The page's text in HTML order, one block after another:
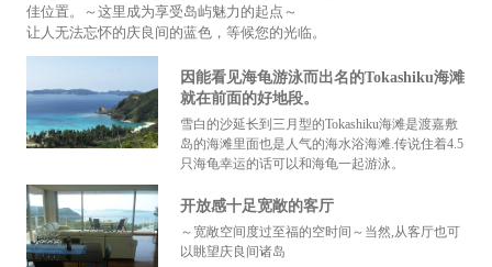
佳位置。～这里成为享受岛屿魅力的起点～
让人无法忘怀的庆良间的蓝色，等候您的光临。
因能看见海龟游泳而出名的Tokashiku海滩
就在前面的好地段。
雪白的沙延长到三月型的Tokashiku海滩是渡嘉敷
岛的海滩里面也是人气的海水浴海滩.传说住着4.5
只海龟幸运的话可以和海龟一起游泳。
开放感十足宽敞的客厅
～宽敞空间度过至福的空时间～当然,从客厅也可
以眺望庆良间诸岛